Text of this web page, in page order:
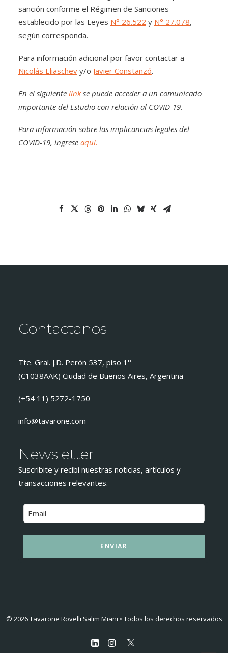
sanción conforme el Régimen de Sanciones
establecido por las Leyes N° 26.522 y N° 27.078,
según corresponda.
Para información adicional por favor contactar a
Nicolás Eliaschev y/o Javier Constanzó.
En el siguiente linkse puede acceder a un comunicado
importante del Estudio con relación al COVID-19.
Para información sobre las implicancias legales del
COVID-19, ingrese aquí.
Contactanos
Tte. Gral. J.D. Perón 537, piso 1°
(C1038AAK) Ciudad de Buenos Aires, Argentina
(+54 11) 5272-1750
info@tavarone.com
Newsletter
Suscribite y recibí nuestras noticias, artículos y
transacciones relevantes.
ENVIAR
© 2026 Tavarone Rovelli Salim Miani • Todos los derechos reservados